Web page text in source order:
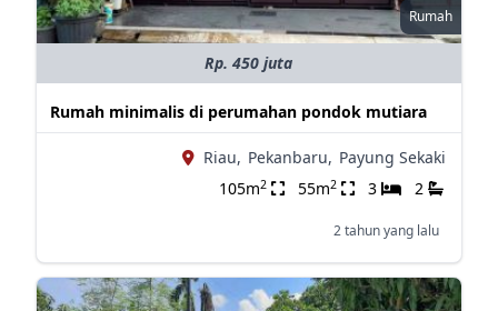
Rumah
Rp. 450 juta
Rumah minimalis di perumahan pondok mutiara
Riau, Pekanbaru, Payung Sekaki
105m2 55m2 3 2
2 tahun yang lalu